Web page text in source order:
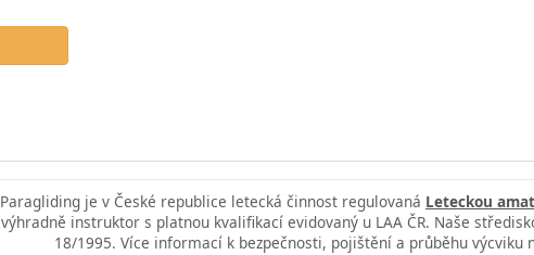
Paragliding je v České republice letecká činnost regulovaná Leteckou
výhradně instruktor s platnou kvalifikací evidovaný u LAA ČR. Naše
18/1995. Více informací k bezpečnosti, pojištění a průběhu výcviku